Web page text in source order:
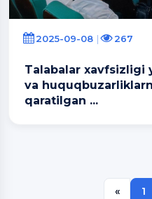
2025-09-08 267
Talabalar xavfsizligi
va
qaratilgan ...
« 1